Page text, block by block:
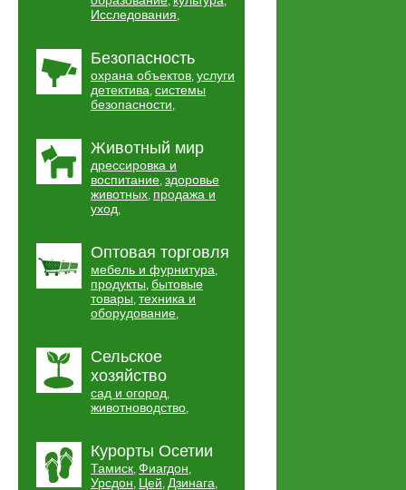
Исследования,
Безопасность
охрана объектов, услуги
детектива, системы
безопасности,
Животный мир
дрессировка и
воспитание, здоровье
животных, продажа и
уход,
Оптовая торговля
мебель и фурнитура,
продукты, бытовые
товары, техника и
оборудование,
Сельское
хозяйство
сад и огород,
животноводство,
Курорты Осетии
Тамиск, Фиагдон,
Урсдон, Цей, Дзинага,